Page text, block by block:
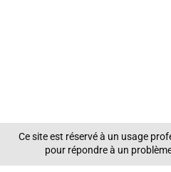
Ce site est réservé à un usage
pour répondre à un